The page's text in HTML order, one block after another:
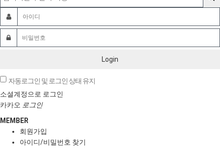
Login
자동로그인 및 로그인 상태 유지
소셜계정으로 로그인
카카오 로그인
MEMBER
회원가입
아이디/비밀번호 찾기